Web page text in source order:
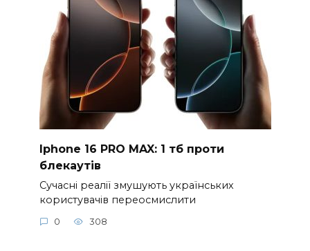
Iphone 16 PRO MAX: 1 тб проти
блекаутів
Сучасні реалії змушують українських
користувачів переосмислити
0 308